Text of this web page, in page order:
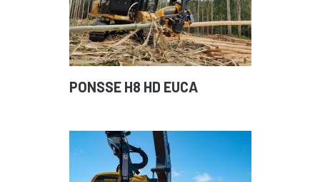
PONSSE H8 HD EUCA